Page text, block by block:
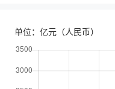
单位：亿元（人民币）